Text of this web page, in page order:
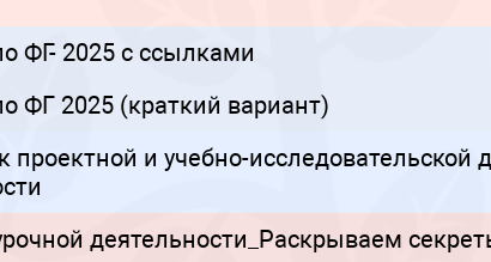
ФГ- 2025 с ссылками
ФГ 2025 (краткий вариант)
проектной и учебно-
деятельности_Раскрываем